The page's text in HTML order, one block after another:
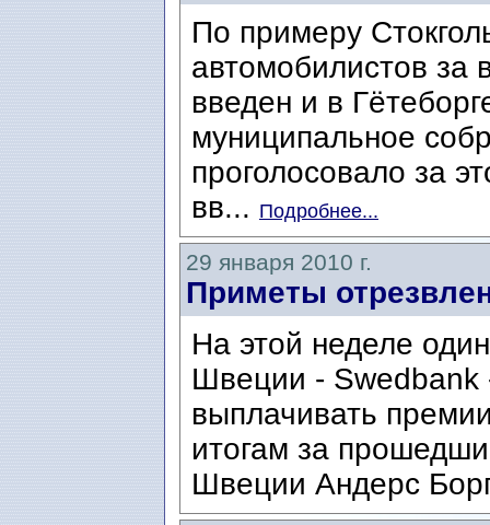
По примеру
автомобилистов за
введен и в
муниципальное
проголосовало за
вв... Подробнее...
29 января 2010 г.
Приметы
На этой неделе
Швеции - Swedbank
выплачивать
итогам за
Швеции Андерс